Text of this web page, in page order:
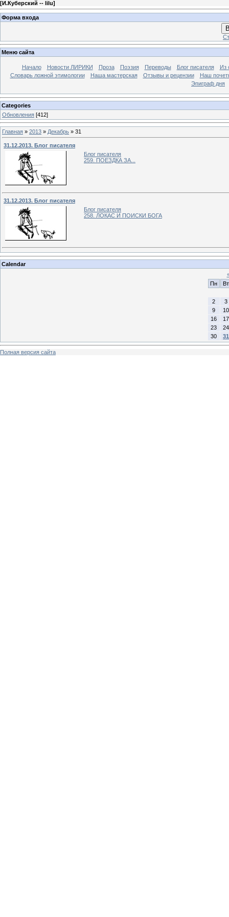
[И.Куберский -- lilu]
Форма входа
Меню сайта
Начало Новости ЛИРИКИ Проза Поэзия Переводы Блог писателя
Из
Словарь ложной этимологии
Наша мастерская Отзывы и рецензии
Наш
Эпиграф дня
Categories
Обновления [412]
Главная » 2013 » Декабрь » 31
31.12.2013. Блог писателя
Блог писателя
259. ПОЕЗДКА ЗА...
31.12.2013. Блог писателя
Блог писателя
258. ЛОКАС И ПОИСКИ БОГА
Calendar
Пн
Вт
2
3
9
10
16
17
23
24
30
31
Полная версия сайта